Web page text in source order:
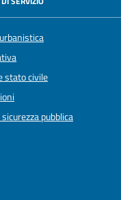
stato civile
pubblica